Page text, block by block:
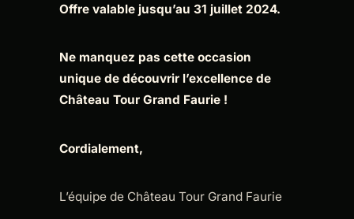
Offre valable jusqu’au 31 juillet 2024.
Ne manquez pas cette occasion
unique de découvrir l’excellence de
Château Tour Grand Faurie !
Cordialement,
L’équipe de Château Tour Grand Faurie